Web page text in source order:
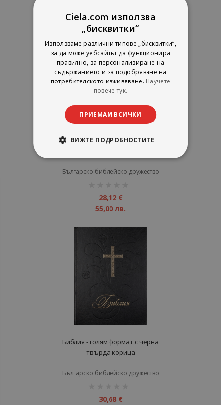
Библия (среден формат, бяла) -
Българско библейско дружество
28,12 €
55,00 лв.
Библия - голям формат с черна
твърда корица
Българско библейско дружество
30,68 €
Ciela.com използва
„бисквитки“
Използваме различни типове „бисквитки“,
за да може уебсайтът да функционира
правилно, за персонализиране на
съдържанието и за подобряване на
потребителското изживяване. Научете
повече тук.
ПРИЕМАМ ВСИЧКИ
ВИЖТЕ ПОДРОБНОСТИТЕ